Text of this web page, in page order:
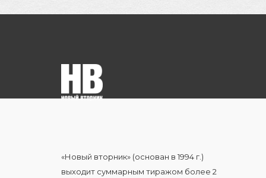
«Новый вторник» (основан в 1994 г.)
выходит суммарным тиражом более 2